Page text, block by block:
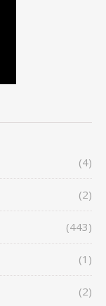
(4)
(2)
(443)
(1)
(2)